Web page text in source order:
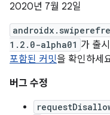
2020년 7월 22일
1.2.0-alpha01 가 출
포함된 커밋을 확인하세
버그 수정